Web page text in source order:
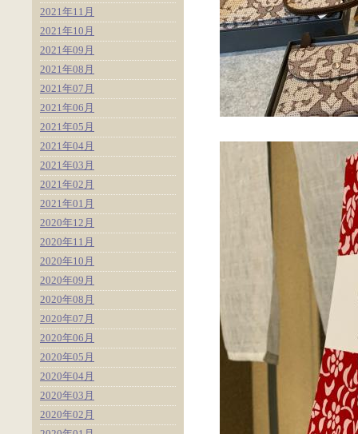
2021年11月
2021年10月
2021年09月
2021年08月
2021年07月
2021年06月
2021年05月
2021年04月
2021年03月
2021年02月
2021年01月
2020年12月
2020年11月
2020年10月
2020年09月
2020年08月
2020年07月
2020年06月
2020年05月
2020年04月
2020年03月
2020年02月